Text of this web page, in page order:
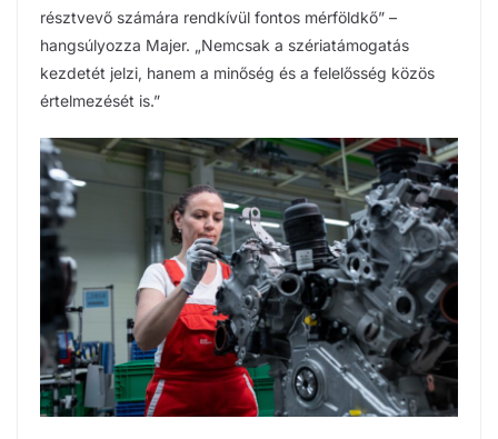
résztvevő számára rendkívül fontos mérföldkő” –
hangsúlyozza Majer. „Nemcsak a szériatámogatás
kezdetét jelzi, hanem a minőség és a felelősség közös
értelmezését is.”